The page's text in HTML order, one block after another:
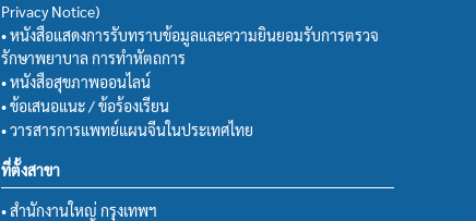
Privacy Notice)
• หนังสือแสดงการรับทราบข้อมูลและความยินยอมรับการตรวจ
รักษาพยาบาล การทำหัตถการ
• หนังสือสุขภาพออนไลน์
• ข้อเสนอแนะ / ข้อร้องเรียน
• วารสารการแพทย์แผนจีนในประเทศไทย
ที่ตั้งสาขา
• สำนักงานใหญ่ กรุงเทพฯ